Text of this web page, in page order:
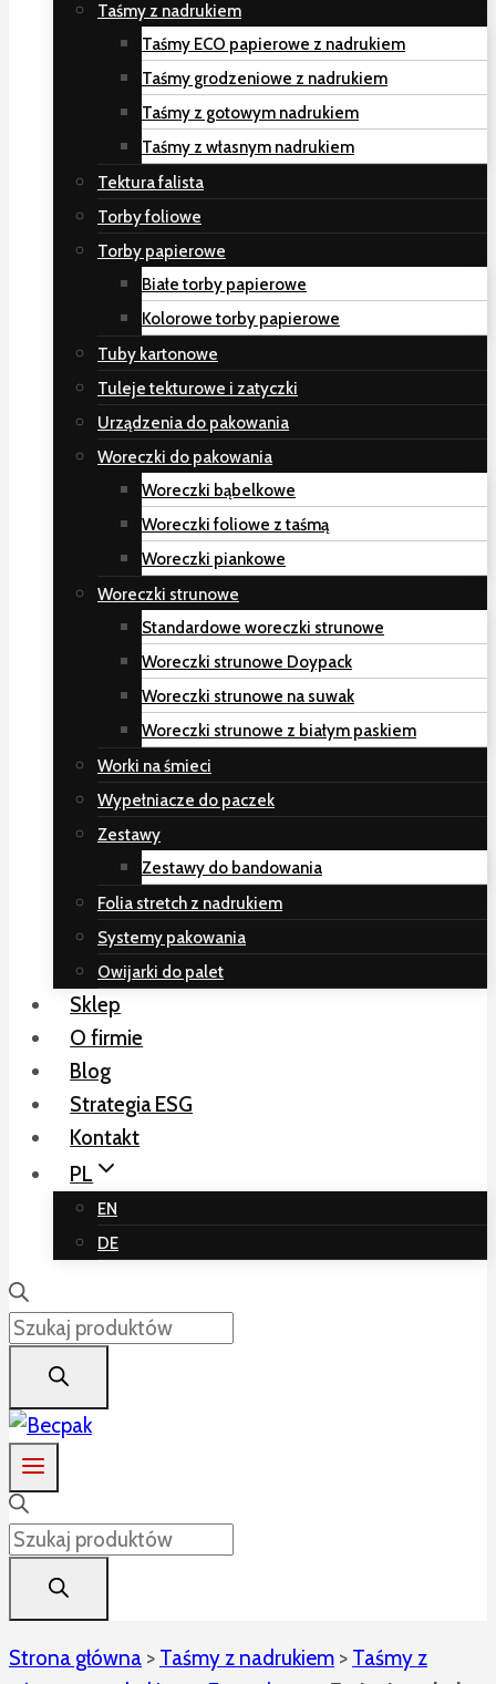
Taśmy z nadrukiem
Taśmy ECO papierowe z nadrukiem
Taśmy grodzeniowe z nadrukiem
Taśmy z gotowym nadrukiem
Taśmy z własnym nadrukiem
Tektura falista
Torby foliowe
Torby papierowe
Białe torby papierowe
Kolorowe torby papierowe
Tuby kartonowe
Tuleje tekturowe i zatyczki
Urządzenia do pakowania
Woreczki do pakowania
Woreczki bąbelkowe
Woreczki foliowe z taśmą
Woreczki piankowe
Woreczki strunowe
Standardowe woreczki strunowe
Woreczki strunowe Doypack
Woreczki strunowe na suwak
Woreczki strunowe z białym paskiem
Worki na śmieci
Wypełniacze do paczek
Zestawy
Zestawy do bandowania
Folia stretch z nadrukiem
Systemy pakowania
Owijarki do palet
Sklep
O firmie
Blog
Strategia ESG
Kontakt
PL
EN
DE
Wyszukiwarka
produktów
Wyszukiwarka
produktów
Strona główna > Taśmy z nadrukiem > Taśmy z